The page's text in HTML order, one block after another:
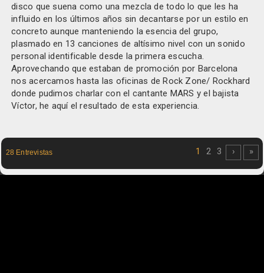
disco que suena como una mezcla de todo lo que les ha
influido en los últimos años sin decantarse por un estilo en
concreto aunque manteniendo la esencia del grupo,
plasmado en 13 canciones de altísimo nivel con un sonido
personal identificable desde la primera escucha.
Aprovechando que estaban de promoción por Barcelona
nos acercamos hasta las oficinas de Rock Zone/ Rockhard
donde pudimos charlar con el cantante MARS y el bajista
Víctor, he aquí el resultado de esta experiencia.
28 Entrevistas 1 2 3 › »